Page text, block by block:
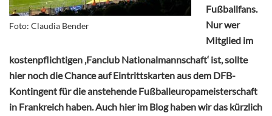
Foto: Claudia Bender
Fußballfans.
Nur wer
Mitglied im
kostenpflichtigen ‚Fanclub Nationalmannschaft‘ ist, sollte
hier noch die Chance auf Eintrittskarten aus dem DFB-
Kontingent für die anstehende Fußballeuropameisterschaft
in Frankreich haben. Auch hier im Blog haben wir das kürzlich